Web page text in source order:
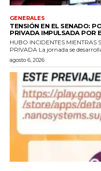
GENERALES
TENSIÓN EN EL SENADO:
PRIVADA IMPULSADA POR
HUBO INCIDENTES MIENTRAS
PRIVADA La jornada se
agosto 6, 2026